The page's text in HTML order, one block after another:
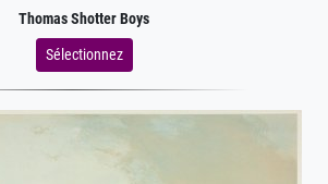
Thomas Shotter Boys
Sélectionnez